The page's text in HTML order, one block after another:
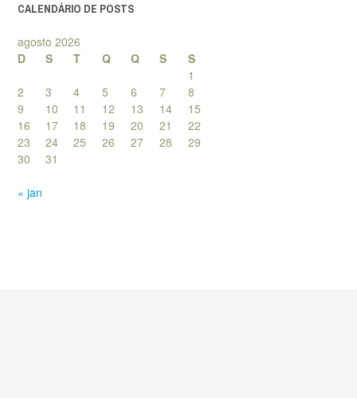
CALENDÁRIO DE POSTS
agosto 2026
D
S T Q Q S
S
1
2
3 4 5 6 7
8
9
10 11 12 13 14
15
16
17 18 19 20 21
22
23
24 25 26 27 28
29
30
31
« jan